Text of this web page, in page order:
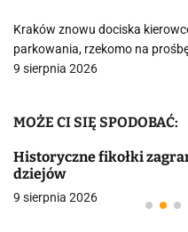
Kraków znowu dociska
parkowania, rzekomo na
9 sierpnia 2026
MOŻE CI SIĘ SPODOBAĆ:
Historyczne fikołki
dziejów
9 sierpnia 2026